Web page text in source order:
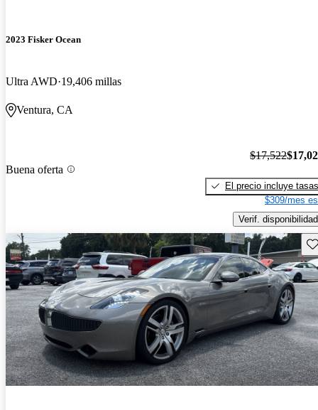
2023 Fisker Ocean
Ultra AWD 19,406 millas
Ventura, CA
Buena oferta
$17,522
El precio incluye tasas
$309/mes
Verif. disponibilidad